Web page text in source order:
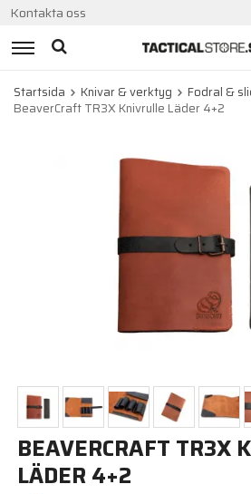
Kontakta oss
Startsida Knivar & verktyg
Fodral &
BeaverCraft TR3X Knivrulle Läder 4+2
BEAVERCRAFT TR3X
LÄDER 4+2